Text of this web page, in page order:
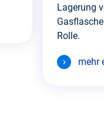
Lagerung
Rolle.
mehr